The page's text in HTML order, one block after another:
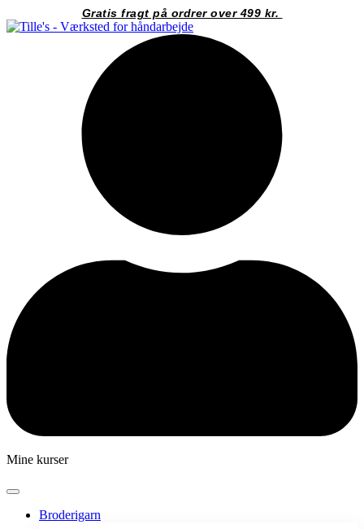
til
Gratis fragt på ordrer over 499 kr.
Mine kurser
Broderigarn